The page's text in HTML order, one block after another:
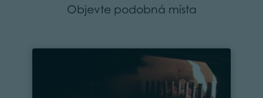
Objevte podobná místa